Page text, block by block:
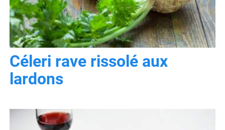
Céleri rave rissolé aux
lardons